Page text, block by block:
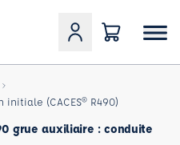
(CACES® R490)
grue auxiliaire : conduite